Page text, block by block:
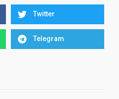
Twitter
Telegram